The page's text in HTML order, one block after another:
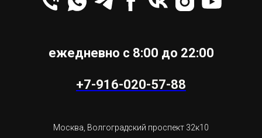
ежедневно с 8:00 до 22:00
+7-916-020-57-88
Москва, Волгоградский проспект 32к10